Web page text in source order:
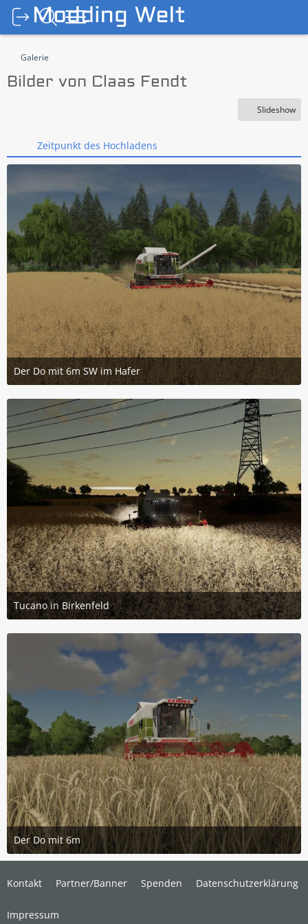
Galerie
Bilder von Claas Fendt
Slideshow
Zeitpunkt des Hochladens
Der Do mit 6m SW im Hafer
12. August 2020 um 15:27
4
Tucano in Birkenfeld
18. Juli 2020 um 23:21
3
Der Do mit 6m
18. Juli 2020 um 19:42
Kontakt Partner/Banner Spenden Datenschutzerklärung
Impressum